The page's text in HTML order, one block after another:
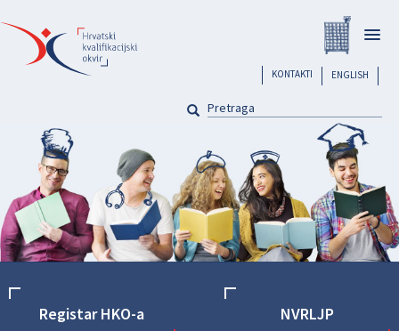
na
glavni
sadržaj
ENGLISH
header
KONTAKTI
PRETRAGA
FrontRegistar HKO-a NVRLJP